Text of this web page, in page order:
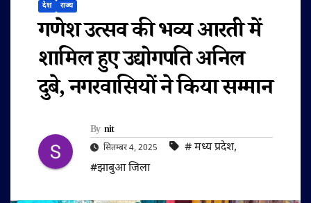
देश राज्य
गणेश उत्सव की भव्य आरती में
शामिल हुए उद्योगपति अनिल
दुबे, नगरवासियों ने किया सम्मान
By nit
सितम्बर 4, 2025 #‌ मध्य प्रदेश,
#झाबुआ जिला